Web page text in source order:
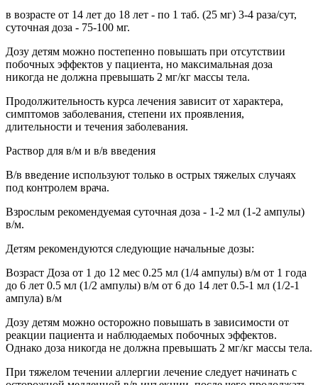
в возрасте от 14 лет до 18 лет - по 1 таб. (25 мг) 3-4 раза/сут,
суточная доза - 75-100 мг.
Дозу детям можно постепенно повышать при отсутствии
побочных эффектов у пациента, но максимальная доза
никогда не должна превышать 2 мг/кг массы тела.
Продолжительность курса лечения зависит от характера,
симптомов заболевания, степени их проявления,
длительности и течения заболевания.
Раствор для в/м и в/в введения
В/в введение используют только в острых тяжелых случаях
под контролем врача.
Взрослым рекомендуемая суточная доза - 1-2 мл (1-2 ампулы)
в/м.
Детям рекомендуются следующие начальные дозы:
Возраст Доза от 1 до 12 мес 0.25 мл (1/4 ампулы) в/м от 1 года
до 6 лет 0.5 мл (1/2 ампулы) в/м от 6 до 14 лет 0.5-1 мл (1/2-1
ампула) в/м
Дозу детям можно осторожно повышать в зависимости от
реакции пациента и наблюдаемых побочных эффектов.
Однако доза никогда не должна превышать 2 мг/кг массы тела.
При тяжелом течении аллергии лечение следует начинать с